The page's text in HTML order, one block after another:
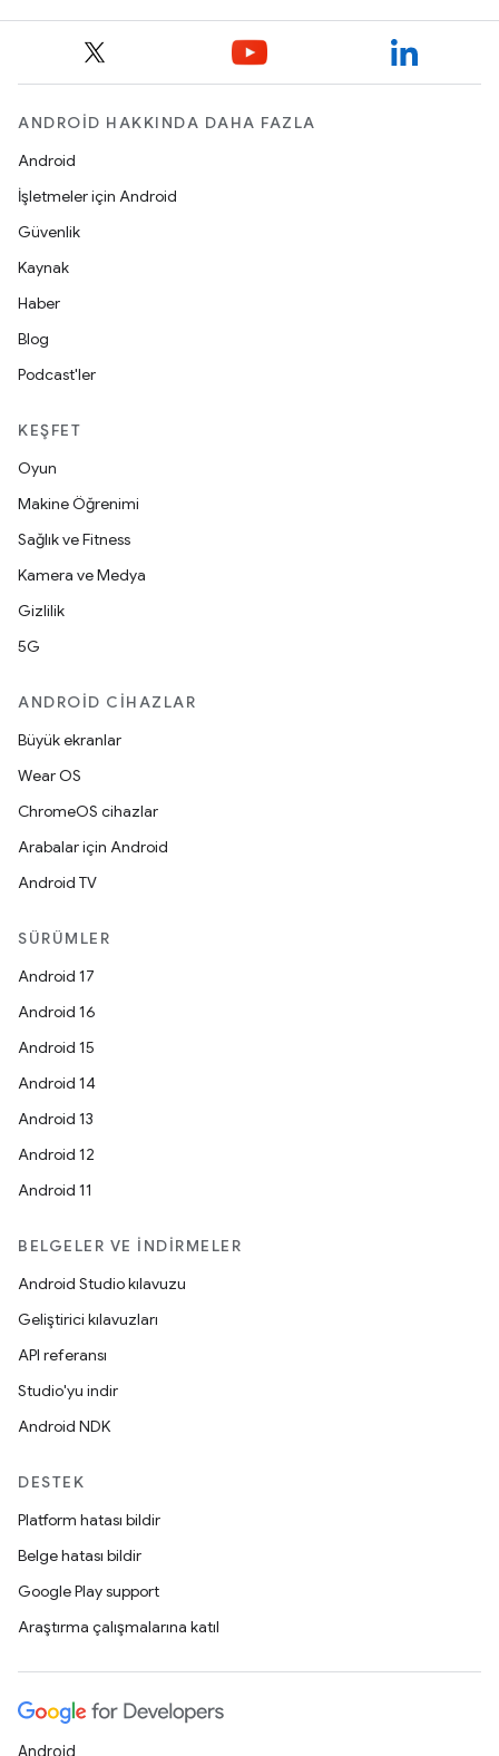
ANDROID HAKKINDA DAHA FAZLA
Android
İşletmeler için Android
Güvenlik
Kaynak
Haber
Blog
Podcast'ler
KEŞFET
Oyun
Makine Öğrenimi
Sağlık ve Fitness
Kamera ve Medya
Gizlilik
5G
ANDROID CIHAZLAR
Büyük ekranlar
Wear OS
ChromeOS cihazlar
Arabalar için Android
Android TV
SÜRÜMLER
Android 17
Android 16
Android 15
Android 14
Android 13
Android 12
Android 11
BELGELER VE İNDIRMELER
Android Studio kılavuzu
Geliştirici kılavuzları
API referansı
Studio'yu indir
Android NDK
DESTEK
Platform hatası bildir
Belge hatası bildir
Google Play support
Araştırma çalışmalarına katıl